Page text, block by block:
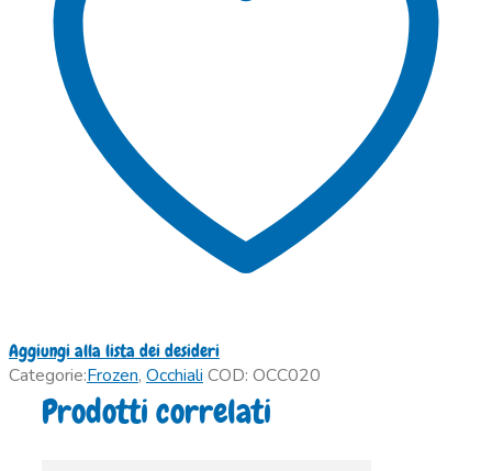
Aggiungi alla lista dei desideri
Categorie:Frozen, Occhiali COD: OCC020
Prodotti correlati